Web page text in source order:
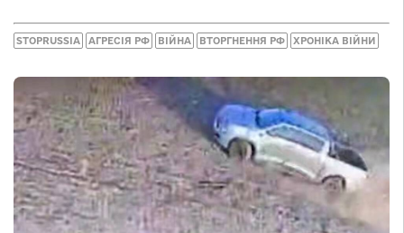
STOPRUSSIA АГРЕСІЯ РФ ВІЙНА ВТОРГНЕННЯ РФ ХРОНІКА ВІЙНИ